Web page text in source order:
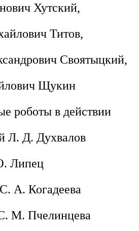
Хутский,
Титов,
Своятыцкий,
Щукин
роботы в действии
Л. Д. Духвалов
Липец
А. Когадеева
М. Пчелинцева